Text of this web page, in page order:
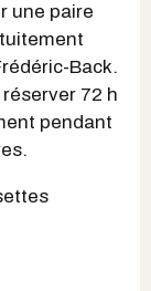
une paire
Back.
72 h
pendant